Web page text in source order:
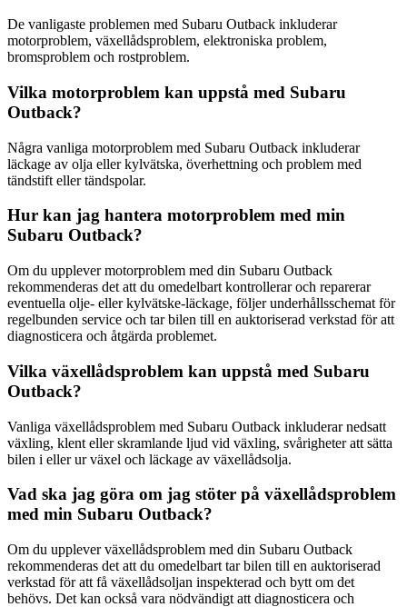
De vanligaste problemen med Subaru Outback inkluderar
motorproblem, växellådsproblem, elektroniska problem,
bromsproblem och rostproblem.
Vilka motorproblem kan uppstå med Subaru
Outback?
Några vanliga motorproblem med Subaru Outback inkluderar
läckage av olja eller kylvätska, överhettning och problem med
tändstift eller tändspolar.
Hur kan jag hantera motorproblem med min
Subaru Outback?
Om du upplever motorproblem med din Subaru Outback
rekommenderas det att du omedelbart kontrollerar och reparerar
eventuella olje- eller kylvätske-läckage, följer underhållsschemat för
regelbunden service och tar bilen till en auktoriserad verkstad för att
diagnosticera och åtgärda problemet.
Vilka växellådsproblem kan uppstå med Subaru
Outback?
Vanliga växellådsproblem med Subaru Outback inkluderar nedsatt
växling, klent eller skramlande ljud vid växling, svårigheter att sätta
bilen i eller ur växel och läckage av växellådsolja.
Vad ska jag göra om jag stöter på växellådsproblem
med min Subaru Outback?
Om du upplever växellådsproblem med din Subaru Outback
rekommenderas det att du omedelbart tar bilen till en auktoriserad
verkstad för att få växellådsoljan inspekterad och bytt om det
behövs. Det kan också vara nödvändigt att diagnosticera och